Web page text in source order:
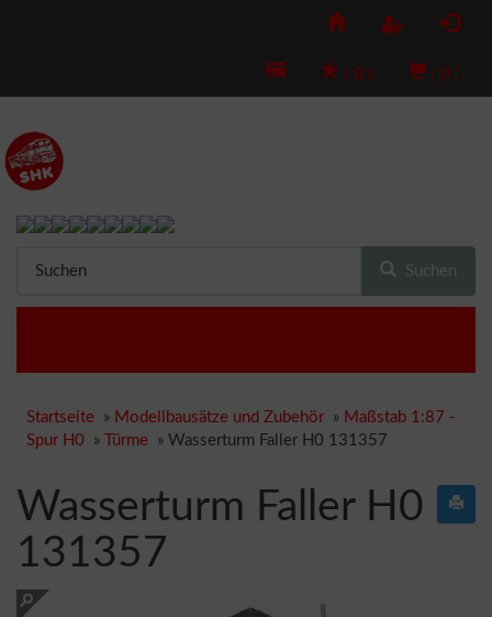
( 0 ) ( 0 )
Suchen
Startseite » Modellbausätze und Zubehör » Maßstab 1:87 -
Spur H0 » Türme » Wasserturm Faller H0 131357
Wasserturm Faller H0
131357